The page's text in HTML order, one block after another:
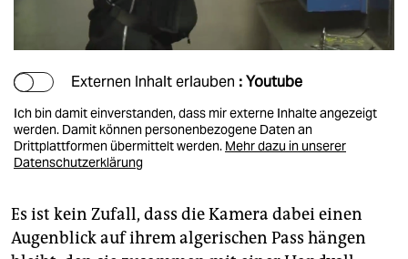
Externen Inhalt erlauben : Youtube
Ich bin damit einverstanden, dass mir externe Inhalte angezeigt
werden. Damit können personenbezogene Daten an
Drittplattformen übermittelt werden. Mehr dazu in unserer
Datenschutzerklärung
Es ist kein Zufall, dass die Kamera dabei einen
Augenblick auf ihrem algerischen Pass hängen